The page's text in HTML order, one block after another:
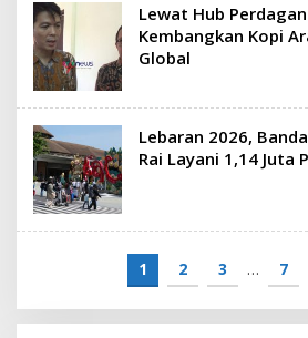
Lewat Hub
Kembangkan Kopi
Global
Lebaran 2026,
Rai Layani 1,14 Juta
1 2 3 … 7